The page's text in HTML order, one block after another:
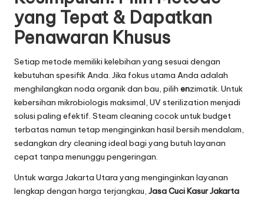
yang Tepat & Dapatkan
Penawaran Khusus
Setiap metode memiliki kelebihan yang sesuai dengan
kebutuhan spesifik Anda. Jika fokus utama Anda adalah
menghilangkan noda organik dan bau, pilih enzimatik. Untuk
kebersihan mikrobiologis maksimal, UV sterilization menjadi
solusi paling efektif. Steam cleaning cocok untuk budget
terbatas namun tetap menginginkan hasil bersih mendalam,
sedangkan dry cleaning ideal bagi yang butuh layanan
cepat tanpa menunggu pengeringan.
Untuk warga Jakarta Utara yang menginginkan layanan
lengkap dengan harga terjangkau, Jasa Cuci Kasur Jakarta